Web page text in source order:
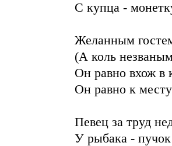
С купца -
Желанным
(А коль
Он равно вхож в
Он равно к
Певец за труд
У рыбака -